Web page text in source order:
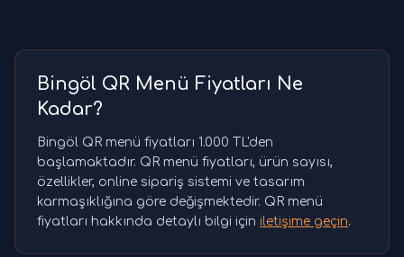
Bingöl QR Menü Fiyatları Ne
Kadar?
Bingöl QR menü fiyatları 1.000 TL'den
başlamaktadır. QR menü fiyatları, ürün sayısı,
özellikler, online sipariş sistemi ve tasarım
karmaşıklığına göre değişmektedir. QR menü
fiyatları hakkında detaylı bilgi için iletişime geçin.